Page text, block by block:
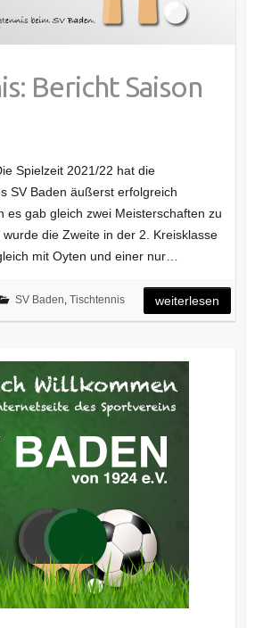
Bericht Saison
Spielzeit 2021/22 hat die
SV Baden äußerst erfolgreich
es gab gleich zwei Meisterschaften zu
die Zweite in der 2. Kreisklasse
mit Oyten und einer nur…
SV Baden, Tischtennis weiterlesen